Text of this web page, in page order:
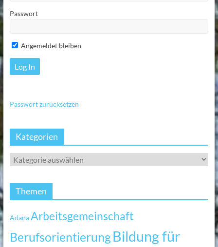
Passwort
Angemeldet bleiben
Passwort zurücksetzen
Kategorien
Themen
AdanaArbeitsgemeinschaft
BerufsorientierungBildung für